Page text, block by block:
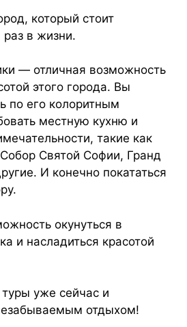
который стоит
раз в жизни.
— отличная возможность
этого города. Вы
по его колоритным
местную кухню и
такие как
Святой Софии, Гранд
И конечно покататься
окунуться в
и насладиться красотой
уже сейчас и
отдыхом!